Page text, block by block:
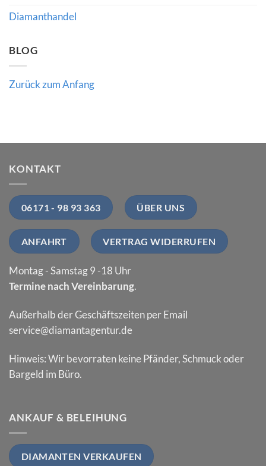
Diamanthandel
BLOG
Zurück zum Anfang
KONTAKT
06171 - 98 93 363 ÜBER UNS
ANFAHRT VERTRAG WIDERRUFEN
Montag - Samstag 9 -18 Uhr
Termine nach Vereinbarung.
Außerhalb der Geschäftszeiten per Email
service@diamantagentur.de
Hinweis: Wir bevorraten keine Pfänder, Schmuck oder
Bargeld im Büro.
ANKAUF & BELEIHUNG
DIAMANTEN VERKAUFEN